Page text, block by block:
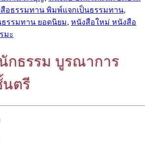
อธรรมทาน พิมพ์แจกเป็นธรรมทาน,
รรมทาน ยอดนิยม, หนังสือใหม่ หนังสือ
มะ
กธรรม บูรณาการ
ตรี